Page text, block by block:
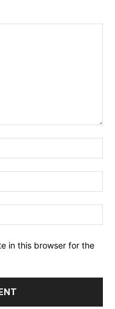
in this browser for the